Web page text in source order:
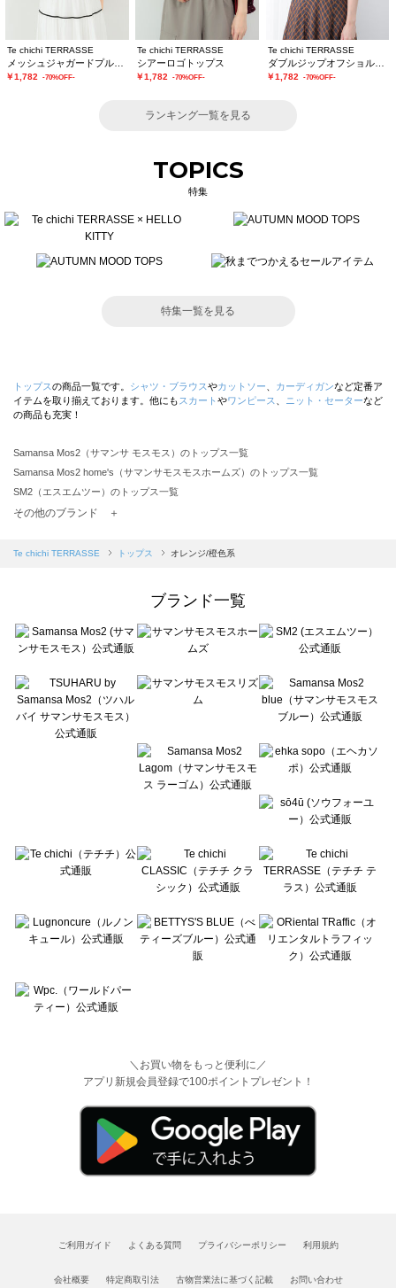
Te chichi TERRASSE
￥1,782 -70%OFF-
Te chichi TERRASSE
シアーロゴトップス
￥1,782 -70%OFF-
Te chichi TERRASSE
ダブルジップオフショルカットトップス
￥1,782 -70%OFF-
ランキング一覧を見る
TOPICS
特集
特集一覧を見る
トップスの商品一覧です。 シャツ・ブラウスやカットソー カーディガンなど定番ア
イテムを取り揃えております。他にも スカート やワンピース ニット・セーターなど
の商品も充実！
Samansa Mos2（サマンサ モスモス）のトップス一覧
Samansa Mos2 home's（サマンサモスモスホームズ）のトップス一覧
SM2（エスエムツー）のトップス一覧
TSUHARU by Samansa Mos2（ツハルバイサマンサモスモス）のトップス一覧
Samansa Mos2 blue（サマンサモスモス ブルー）のトップス一覧
sō4ū（ソウフォーユー）のトップス一覧
Te chichi（テチチ）のトップス一覧
Te chichi CLASSIC（テチチ クラシック）のトップス一覧
Lugnoncure（ルノンキュール）のトップス一覧
BETTY'S BLUE（べティーズブルー）のトップス一覧
Wpc.（ワールドパーティー）のトップス一覧
その他のブランド ＋
Te chichi TERRASSE トップス オレンジ/橙色系
ブランド一覧
＼お買い物をもっと便利に／
アプリ新規会員登録で100ポイントプレゼント！
ご利用ガイド よくある質問 プライバシーポリシー 利用規約
会社概要 特定商取引法 古物営業法に基づく記載 お問い合わせ